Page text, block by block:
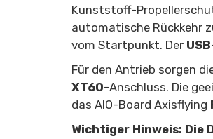
Kunststoff-
automatische Rückkehr
vom Startpunkt. Der
Für den Antrieb sorgen
XT60-Anschluss. Die
das AIO-Board Axisflying
Wichtiger Hinweis: Die